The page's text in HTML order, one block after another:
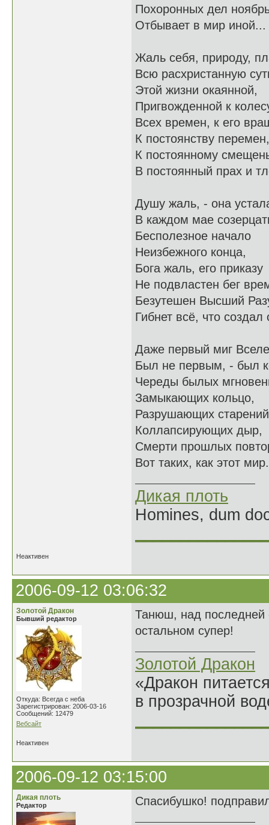
Похоронных дел
Отбывает в мир иной...
Жаль себя, природу,
Всю расхристанную
Этой жизни окаянной,
Пригвожденной к
Всех времен, к его
К постоянству перемен,
К постоянному
В постоянный прах и
Душу жаль, - она
В каждом мае
Бесполезное начало
Неизбежного конца,
Бога жаль, его приказу
Не подвластен бег
Безутешен Высший
Гибнет всё, что создал
Даже первый миг
Был не первым, - был
Череды былых
Замыкающих кольцо,
Разрушающих
Коллапсирующих дыр,
Смерти прошлых
Вот таких, как этот мир.
Дикая плоть
Homines, dum
Неактивен
2006-09-12 03:06:32
Золотой Дракон
Бывший редактор
Откуда: Всегда с неба
Зарегистрирован: 2006-03-16
Сообщений: 12479
Вебсайт
Танюш, над последней
остальном супер!
Золотой Дракон
«Дракон
в прозрачной
Неактивен
2006-09-12 03:15:00
Дикая плоть
Редактор Спасибушко!